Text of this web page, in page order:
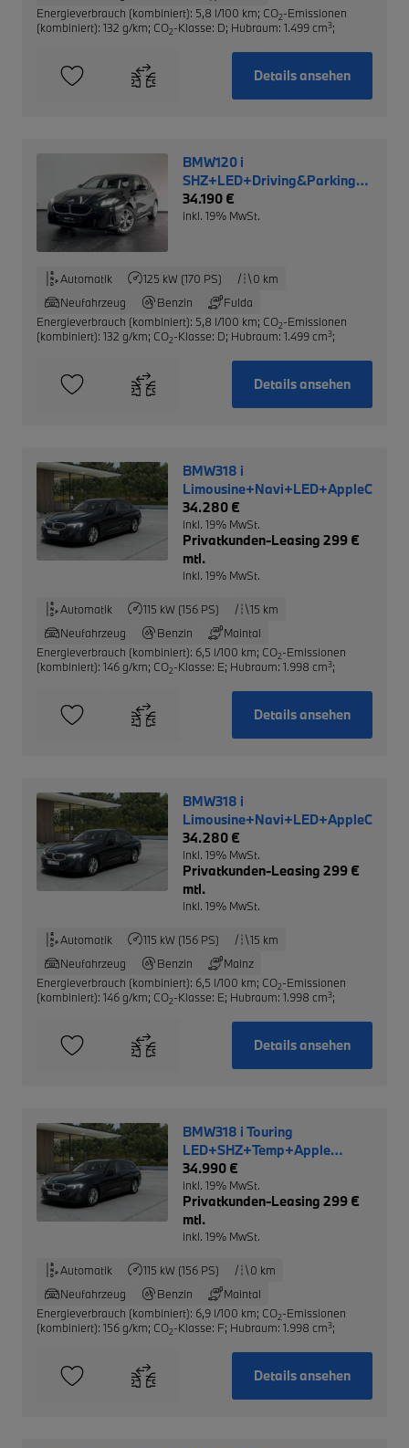
Energieverbrauch (kombiniert): 5,8 l/100 km; CO2-Emissionen
(kombiniert): 132 g/km; CO2-Klasse: D; Hubraum: 1.499 cm3;
Details ansehen
BMW120 i
SHZ+LED+Driving&Parking
Assistant+Navi+DAB
34.190 €
inkl. 19% MwSt.
Automatik 125 kW (170 PS)
0 km
Neufahrzeug
Benzin
Fulda
Energieverbrauch (kombiniert): 5,8 l/100 km; CO2-Emissionen
(kombiniert): 132 g/km; CO2-Klasse: D; Hubraum: 1.499 cm3;
Details ansehen
BMW318 i
34.280 €
inkl. 19% MwSt.
Privatkunden-Leasing 299 €
mtl.
inkl. 19% MwSt.
Automatik 115 kW (156 PS)
15 km
Neufahrzeug
Benzin
Maintal
Energieverbrauch (kombiniert): 6,5 l/100 km; CO2-Emissionen
(kombiniert): 146 g/km; CO2-Klasse: E; Hubraum: 1.998 cm3;
Details ansehen
BMW318 i
34.280 €
inkl. 19% MwSt.
Privatkunden-Leasing 299 €
mtl.
inkl. 19% MwSt.
Automatik 115 kW (156 PS)
15 km
Neufahrzeug
Benzin
Mainz
Energieverbrauch (kombiniert): 6,5 l/100 km; CO2-Emissionen
(kombiniert): 146 g/km; CO2-Klasse: E; Hubraum: 1.998 cm3;
Details ansehen
BMW318 i Touring
LED+SHZ+Temp+Apple
CarPlay+DAB
34.990 €
inkl. 19% MwSt.
Privatkunden-Leasing 299 €
mtl.
inkl. 19% MwSt.
Automatik 115 kW (156 PS)
0 km
Neufahrzeug
Benzin
Maintal
Energieverbrauch (kombiniert): 6,9 l/100 km; CO2-Emissionen
(kombiniert): 156 g/km; CO2-Klasse: F; Hubraum: 1.998 cm3;
Details ansehen